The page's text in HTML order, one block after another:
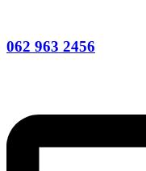
062 963 2456